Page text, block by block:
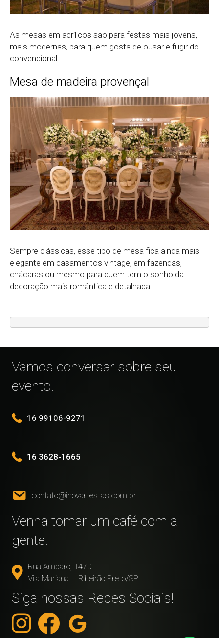
As mesas em acrílicos são para festas mais jovens,
mais modernas, para quem gosta de ousar e fugir do
convencional.
Mesa de madeira provençal
Sempre clássicas, esse tipo de mesa fica ainda mais
elegante em casamentos vintage, em fazendas,
chácaras ou mesmo para quem tem o sonho da
decoração mais romântica e detalhada.
Vamos conversar sobre seu
evento!
16 99106-9271
16 3628-1665
contato@inovarfestas.com.br
Venha tomar um café com a
gente!
Rua Amparo, 1470
Vila Mariana – Ribeirão Preto/SP
Siga nossas Redes Sociais!